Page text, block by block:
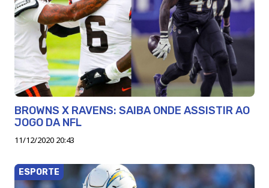
BROWNS X RAVENS: SAIBA ONDE ASSISTIR AO
JOGO DA NFL
11/12/2020 20:43
ESPORTE